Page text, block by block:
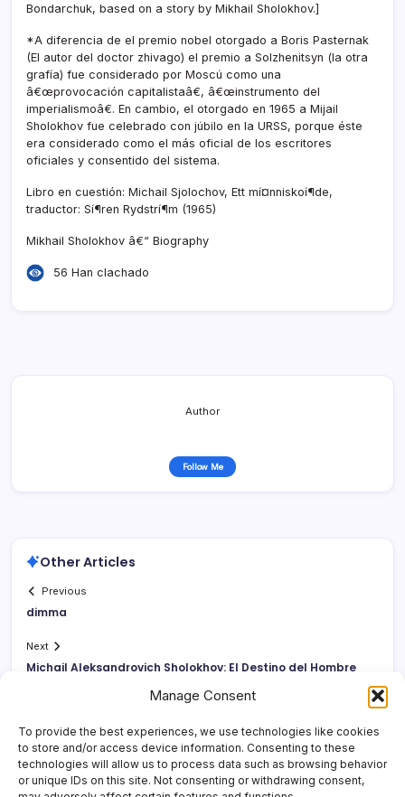
Manage Consent
To provide the best experiences, we use technologies like cookies
to store and/or access device information. Consenting to these
technologies will allow us to process data such as browsing behavior
or unique IDs on this site. Not consenting or withdrawing consent,
Bondarchuk, based on a story by Mikhail Sholokhov.]
*A diferencia de el premio nobel otorgado a Boris Pasternak
(El autor del doctor zhivago) el premio a Solzhenitsyn (la otra
grafí­a) fue considerado por Moscú como una
â€œprovocación capitalistaâ€, â€œinstrumento del
imperialismoâ€. En cambio, el otorgado en 1965 a Mijail
Sholokhov fue celebrado con júbilo en la URSS, porque éste
era considerado como el más oficial de los escritores
oficiales y consentido del sistema.
Libro en cuestión: Michail Sjolochov, Ett mí¤nniskoí¶de,
traductor: Sí¶ren Rydstrí¶m (1965)
Mikhail Sholokhov â€“ Biography
56 Han clachado
Author
Follow Me
Other Articles
Previous
dimma
Next
Michail Aleksandrovich Sholokhov: El Destino del Hombre